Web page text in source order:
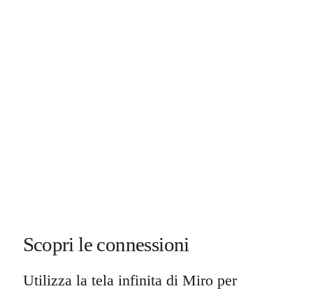
Scopri le connessioni
Utilizza la tela infinita di Miro per